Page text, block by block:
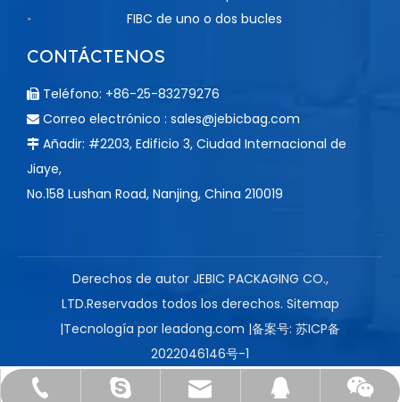
FIBC de uno o dos bucles
CONTÁCTENOS
 Teléfono: +86-25-83279276
 Correo electrónico : sales@jebicbag.com
 Añadir: #2203, Edificio 3, Ciudad Internacional de
Jiaye,
No.158 Lushan Road, Nanjing, China 210019
Derechos de autor JEBIC PACKAGING CO.,
LTD.Reservados todos los derechos. Sitemap
|Tecnología por leadong.com |备案号: 苏ICP备
2022046146号-1
+86-25-83279276
Nancy Zou
sales@jebicbag.com
14652980
+86-13605163210